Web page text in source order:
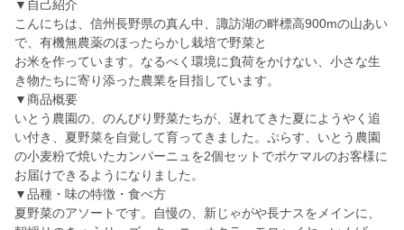
▼自己紹介
こんにちは、信州長野県の真ん中、諏訪湖の畔標高900mの山あい
で、有機無農薬のほったらかし栽培で野菜と
お米を作っています。なるべく環境に負荷をかけない、小さな生
き物たちに寄り添った農業を目指しています。
▼商品概要
いとう農園の、のんびり野菜たちが、遅れてきた夏にようやく追
い付き、夏野菜を自覚して育ってきました。ぷらす、いとう農園
の小麦粉で焼いたカンパーニュを2個セットでポケマルのお客様に
お届けできるようになりました。
▼品種・味の特徴・食べ方
夏野菜のアソートです。自慢の、新じゃがや長ナスをメインに、